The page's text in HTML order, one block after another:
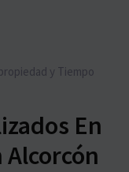
y Tiempo
En